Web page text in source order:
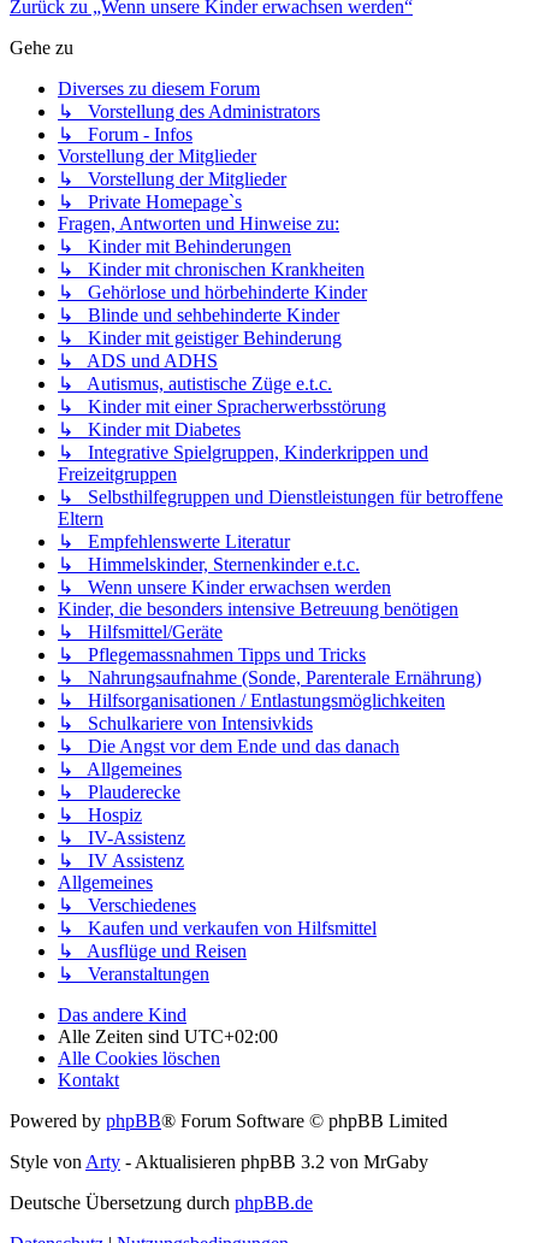
Zurück zu „Wenn unsere Kinder erwachsen werden“
Gehe zu
Diverses zu diesem Forum
↳ Vorstellung des Administrators
↳ Forum - Infos
Vorstellung der Mitglieder
↳ Vorstellung der Mitglieder
↳ Private Homepage`s
Fragen, Antworten und Hinweise zu:
↳ Kinder mit Behinderungen
↳ Kinder mit chronischen Krankheiten
↳ Gehörlose und hörbehinderte Kinder
↳ Blinde und sehbehinderte Kinder
↳ Kinder mit geistiger Behinderung
↳ ADS und ADHS
↳ Autismus, autistische Züge e.t.c.
↳ Kinder mit einer Spracherwerbsstörung
↳ Kinder mit Diabetes
↳ Integrative Spielgruppen, Kinderkrippen und
Freizeitgruppen
↳ Selbsthilfegruppen und Dienstleistungen für betroffene
Eltern
↳ Empfehlenswerte Literatur
↳ Himmelskinder, Sternenkinder e.t.c.
↳ Wenn unsere Kinder erwachsen werden
Kinder, die besonders intensive Betreuung benötigen
↳ Hilfsmittel/Geräte
↳ Pflegemassnahmen Tipps und Tricks
↳ Nahrungsaufnahme (Sonde, Parenterale Ernährung)
↳ Hilfsorganisationen / Entlastungsmöglichkeiten
↳ Schulkariere von Intensivkids
↳ Die Angst vor dem Ende und das danach
↳ Allgemeines
↳ Plauderecke
↳ Hospiz
↳ IV-Assistenz
↳ IV Assistenz
Allgemeines
↳ Verschiedenes
↳ Kaufen und verkaufen von Hilfsmittel
↳ Ausflüge und Reisen
↳ Veranstaltungen
Das andere Kind
Alle Zeiten sind UTC+02:00
Alle Cookies löschen
Kontakt
Powered by phpBB® Forum Software © phpBB Limited
Style vonArty - Aktualisieren phpBB 3.2 von MrGaby
Deutsche Übersetzung durch phpBB.de